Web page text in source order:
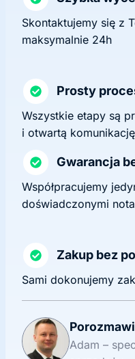
Skontaktujemy się z
maksymalnie 24h
Prosty
Wszystkie etapy są
i otwartą komunikację
Gwarancja
Współpracujemy
doświadczonymi
Zakup bez
Sami dokonujemy
Adam –